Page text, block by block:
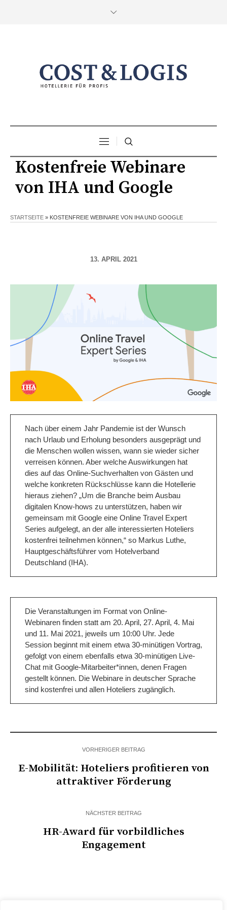
Kostenfreie Webinare
von IHA und Google
STARTSEITE » KOSTENFREIE WEBINARE VON IHA UND GOOGLE
13. APRIL 2021
Nach über einem Jahr Pandemie ist der Wunsch
nach Urlaub und Erholung besonders ausgeprägt und
die Menschen wollen wissen, wann sie wieder sicher
verreisen können. Aber welche Auswirkungen hat
dies auf das Online-Suchverhalten von Gästen und
welche konkreten Rückschlüsse kann die Hotellerie
hieraus ziehen? „Um die Branche beim Ausbau
digitalen Know-hows zu unterstützen, haben wir
gemeinsam mit Google eine Online Travel Expert
Series aufgelegt, an der alle interessierten Hoteliers
kostenfrei teilnehmen können,“ so Markus Luthe,
Hauptgeschäftsführer vom Hotelverband
Deutschland (IHA).
Die Veranstaltungen im Format von Online-
Webinaren finden statt am 20. April, 27. April, 4. Mai
und 11. Mai 2021, jeweils um 10:00 Uhr. Jede
Session beginnt mit einem etwa 30-minütigen Vortrag,
gefolgt von einem ebenfalls etwa 30-minütigen Live-
Chat mit Google-Mitarbeiter*innen, denen Fragen
gestellt können. Die Webinare in deutscher Sprache
sind kostenfrei und allen Hoteliers zugänglich.
VORHERIGER BEITRAG
E-Mobilität: Hoteliers profitieren von
attraktiver Förderung
NÄCHSTER BEITRAG
HR-Award für vorbildliches
Engagement